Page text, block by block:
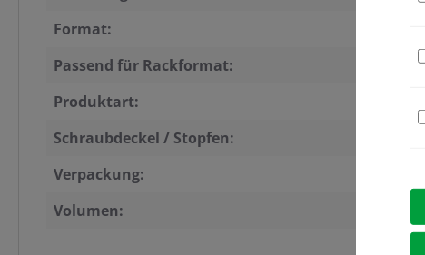
Format:
Passend für Rackformat:
Produktart:
Schraubdeckel / Stopfen:
Verpackung:
Volumen: